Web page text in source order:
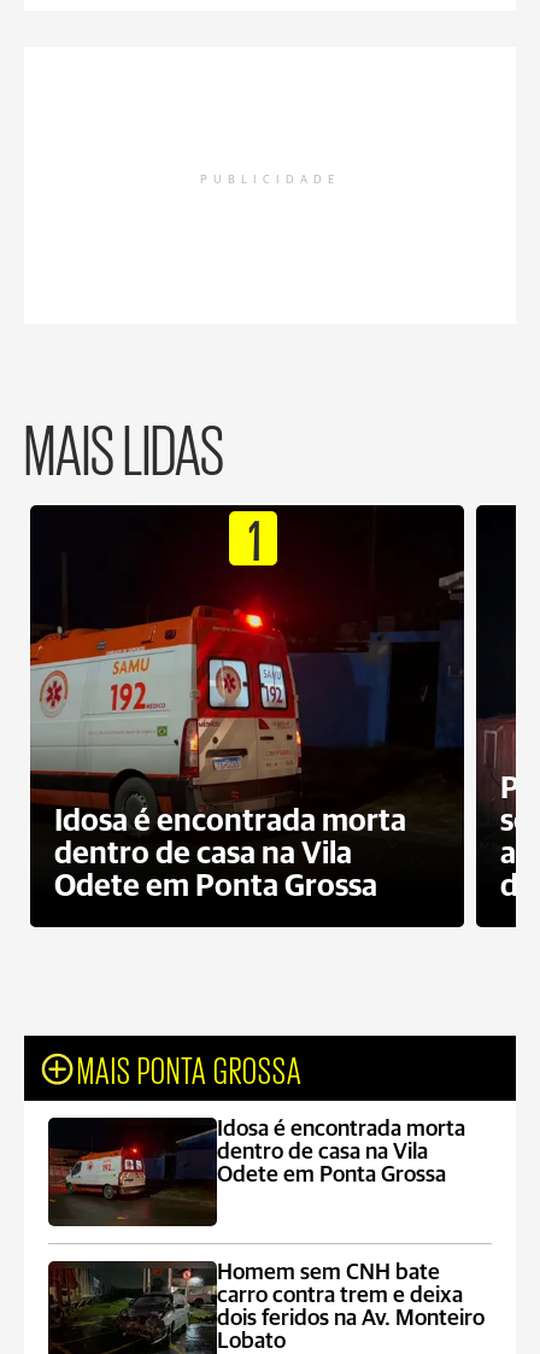
PUBLICIDADE
MAIS LIDAS
1
Idosa é encontrada morta
dentro de casa na Vila
Odete em Ponta Grossa
do
MAIS PONTA GROSSA
Idosa é encontrada morta
dentro de casa na Vila
Odete em Ponta Grossa
Homem sem CNH bate
carro contra trem e deixa
dois feridos na Av. Monteiro
Lobato